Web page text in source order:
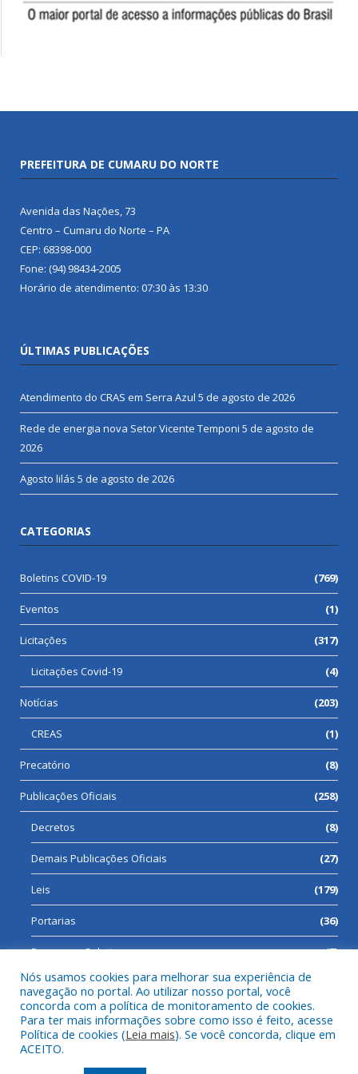
PREFEITURA DE CUMARU DO NORTE
Avenida das Nações, 73
Centro – Cumaru do Norte – PA
CEP: 68398-000
Fone: (94) 98434-2005
Horário de atendimento: 07:30 às 13:30
ÚLTIMAS PUBLICAÇÕES
Atendimento do CRAS em Serra Azul 5 de agosto de 2026
Rede de energia nova Setor Vicente Temponi 5 de agosto de
2026
Agosto lilás 5 de agosto de 2026
CATEGORIAS
Boletins COVID-19 (769)
Eventos (1)
Licitações (317)
Licitações Covid-19 (4)
Notícias (203)
CREAS (1)
Precatório (8)
Publicações Oficiais (258)
Decretos (8)
Demais Publicações Oficiais (27)
Leis (179)
Portarias (36)
Processos Seletivos (7)
Todos os direitos reservados a Prefeitura Municipal de Cumaru
do Norte.
Nós usamos cookies para melhorar sua experiência de
navegação no portal. Ao utilizar nosso portal, você
concorda com a política de monitoramento de cookies.
Para ter mais informações sobre como isso é feito, acesse
Política de cookies (Leia mais). Se você concorda, clique em
ACEITO.